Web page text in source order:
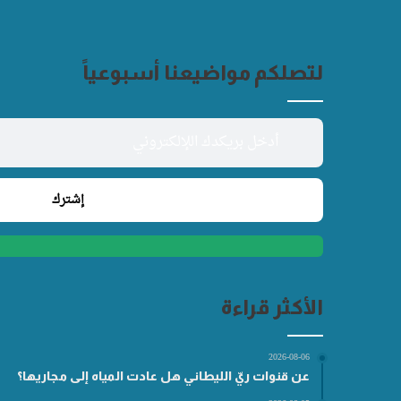
لتصلكم مواضيعنا أسبوعياً
الأكثر قراءة
2026-08-06
عن قنوات ريّ الليطاني هل عادت المياه إلى مجاريها؟